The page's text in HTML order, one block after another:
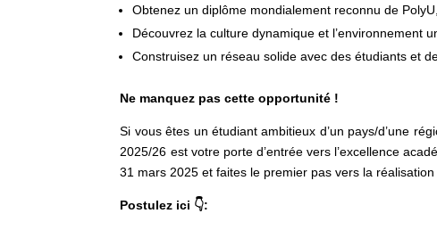
Obtenez un diplôme mondialement reconnu de
Découvrez la culture dynamique et l’environnement
Construisez un réseau solide avec des étudiants et
Ne manquez pas cette opportunité !
Si vous êtes un étudiant ambitieux d’un pays/d’une
2025/26 est votre porte d’entrée vers l’excellence
31 mars 2025 et faites le premier pas vers la
Postulez ici 👇: